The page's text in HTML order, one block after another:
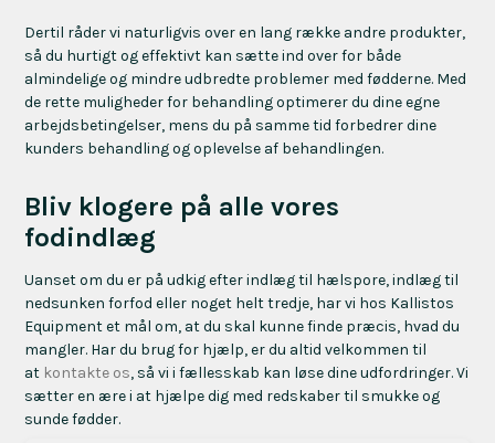
Dertil råder vi naturligvis over en lang række andre produkter,
så du hurtigt og effektivt kan sætte ind over for både
almindelige og mindre udbredte problemer med fødderne. Med
de rette muligheder for behandling optimerer du dine egne
arbejdsbetingelser, mens du på samme tid forbedrer dine
kunders behandling og oplevelse af behandlingen.
Bliv klogere på alle vores
fodindlæg
Uanset om du er på udkig efter indlæg til hælspore, indlæg til
nedsunken forfod eller noget helt tredje, har vi hos Kallistos
Equipment et mål om, at du skal kunne finde præcis, hvad du
mangler. Har du brug for hjælp, er du altid velkommen til
at kontakte os, så vi i fællesskab kan løse dine udfordringer. Vi
sætter en ære i at hjælpe dig med redskaber til smukke og
sunde fødder.